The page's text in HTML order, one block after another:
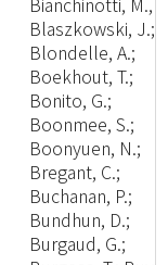
Blaszkowski, J.;
Blondelle, A.;
Boekhout, T.;
Bonito, G.;
Boonmee, S.;
Boonyuen, N.;
Bregant, C.;
Buchanan, P.;
Bundhun, D.;
Burgaud, G.;